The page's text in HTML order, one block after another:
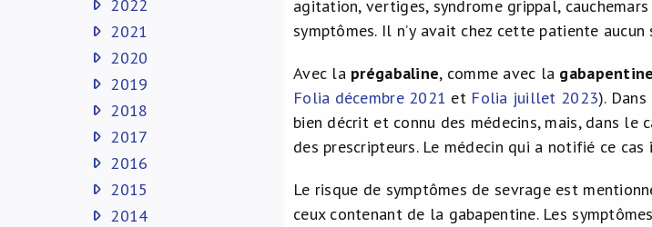
agitation, vertiges, syndrome grippal,
symptômes. Il n’y avait chez cette patiente aucun
Avec la prégabaline, comme avec la gabapentine
Folia décembre 2021 et Folia juillet 2023).
bien décrit et connu des médecins, mais, dans le
des prescripteurs. Le médecin qui a notifié ce
Le risque de symptômes de sevrage est
ceux contenant de la gabapentine. Les
2022
2021
2020
2019
2018
2017
2016
2015
2014